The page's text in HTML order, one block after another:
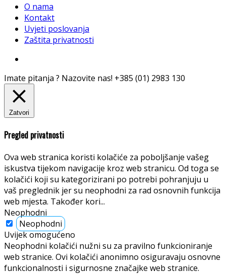
O nama
Kontakt
Uvjeti poslovanja
Zaštita privatnosti
Imate pitanja ? Nazovite nas! +385 (01) 2983 130
Zatvori
Pregled privatnosti
Ova web stranica koristi kolačiće za poboljšanje vašeg
iskustva tijekom navigacije kroz web stranicu. Od toga se
kolačići koji su kategorizirani po potrebi pohranjuju u
vaš preglednik jer su neophodni za rad osnovnih funkcija
web mjesta. Također kori...
Neophodni
Neophodni
Uvijek omogućeno
Neophodni kolačići nužni su za pravilno funkcioniranje
web stranice. Ovi kolačići anonimno osiguravaju osnovne
funkcionalnosti i sigurnosne značajke web stranice.